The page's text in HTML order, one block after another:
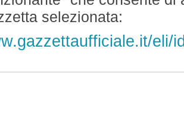
selezionata:
eli/